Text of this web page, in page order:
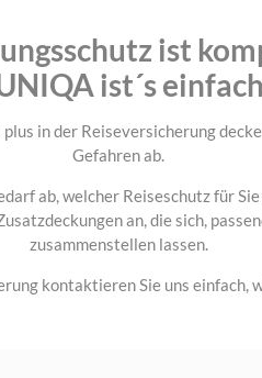
ist
ist´s
in der Reiseversicherung
Gefahren ab.
ab, welcher Reiseschutz für
an, die sich,
zusammenstellen lassen.
kontaktieren Sie uns einfach,